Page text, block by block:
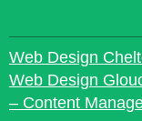
Web Design
Web Design
– Content